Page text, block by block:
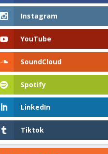
Instagram
YouTube
SoundCloud
Spotify
LinkedIn
Tiktok